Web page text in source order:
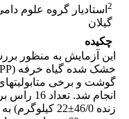
2 استادیار گروه علوم
گیلان
چکیده
این آزمایش به منظور
گوشت و برخی